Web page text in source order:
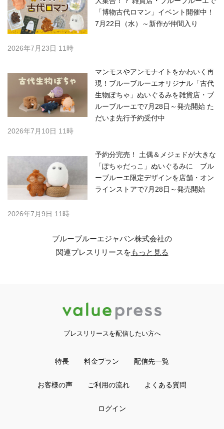
「博物古代ロマン」イベント開催中！
7月22日（水）～新作が仲間入り
2026年7月23日 11時
マンモスやアンモナイトをかわいく再
現！ブルーブルーエオリジナル「古代
生物ぽちゃ」ぬいぐるみを雑貨店・ブ
ルーブルーエで7月28日～発売開始 た
だいま先行予約受付中
2026年7月10日 11時
予約分完売！ 土偶＆メジェドが大きな
「ぽちゃだっこ」ぬいぐるみに ブル
ーブルーエ限定デザインを店舗・オン
ラインストアで7月28日～発売開始
2026年7月9日 11時
ブルーブルーエジャパン株式会社の
関連プレスリリースをもっと見る
プレスリリースを配信したい方へ
特長 料金プラン 配信先一覧
お客様の声 ご利用の流れ よくある質問
ログイン